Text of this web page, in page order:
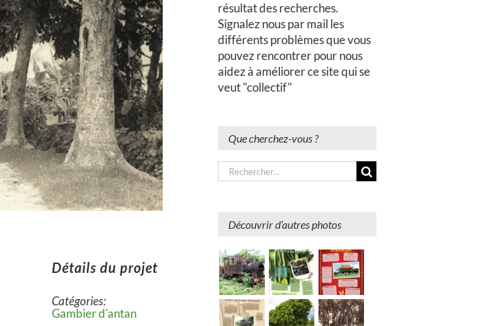
Détails du projet
Catégories:
Gambier d'antan
résultat des recherches.
Signalez nous par mail les
différents problèmes que vous
pouvez rencontrer pour nous
aidez à améliorer ce site qui se
veut "collectif"
Que cherchez-vous ?
Rechercher:
Découvrir d’autres photos